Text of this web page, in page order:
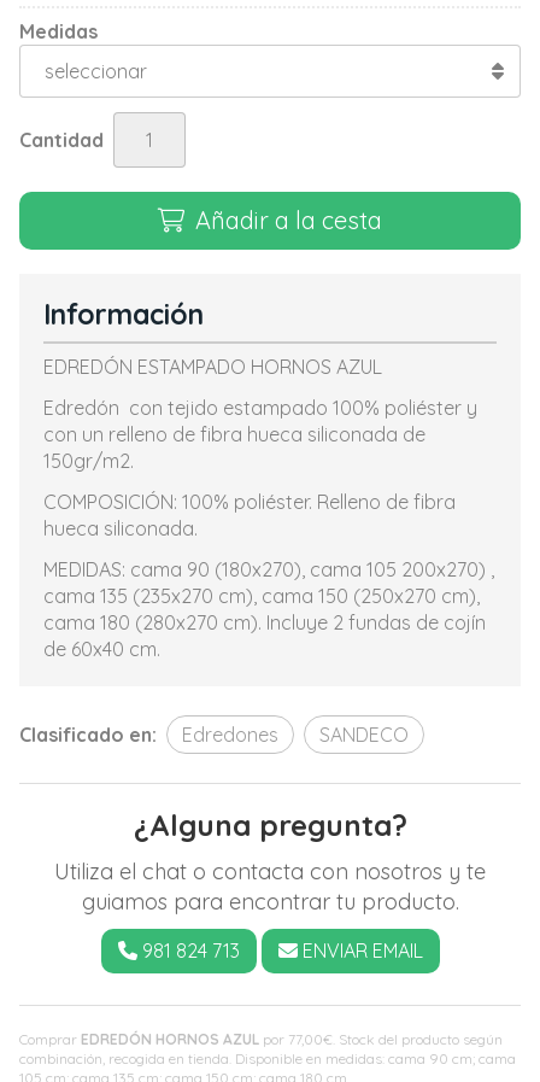
Medidas
Cantidad
Añadir a la cesta
Comprar EDREDÓN HORNOS AZUL por 77,00€ . Stock del producto según
combinación, recogida en tienda. Disponible en medidas: cama 90 cm; cama
105 cm; cama 135 cm; cama 150 cm; cama 180 cm.
Información
EDREDÓN ESTAMPADO HORNOS AZUL
Edredón con tejido estampado 100% poliéster y
con un relleno de fibra hueca siliconada de
150gr/m2.
COMPOSICIÓN: 100% poliéster. Relleno de fibra
hueca siliconada.
MEDIDAS: cama 90 (180x270), cama 105 200x270) ,
cama 135 (235x270 cm), cama 150 (250x270 cm),
cama 180 (280x270 cm). Incluye 2 fundas de cojín
de 60x40 cm.
Clasificado en: Edredones SANDECO
¿Alguna pregunta?
Utiliza el chat o contacta con nosotros y te
guiamos para encontrar tu producto.
981 824 713 ENVIAR EMAIL